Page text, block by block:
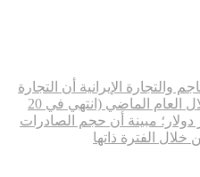
والتجارة الإيرانية أن التجارة
الخارجية الايرانية سجّلت خلال العام الماضي (انتهي في 20
2021)، 74 مليار دولار؛ مبينة أن حجم الصادرات